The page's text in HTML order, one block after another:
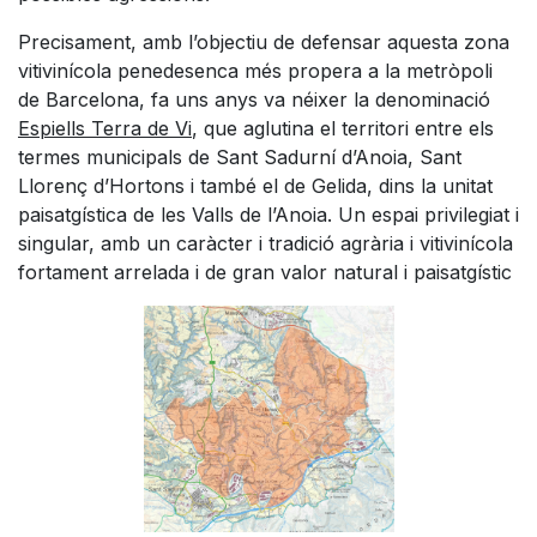
Precisament, amb l’objectiu de defensar aquesta zona
vitivinícola penedesenca més propera a la metròpoli
de Barcelona, fa uns anys va néixer la denominació
Espiells Terra de Vi, que aglutina el territori entre els
termes municipals de Sant Sadurní d’Anoia, Sant
Llorenç d’Hortons i també el de Gelida, dins la unitat
paisatgística de les Valls de l’Anoia. Un espai privilegiat i
singular, amb un caràcter i tradició agrària i vitivinícola
fortament arrelada i de gran valor natural i paisatgístic